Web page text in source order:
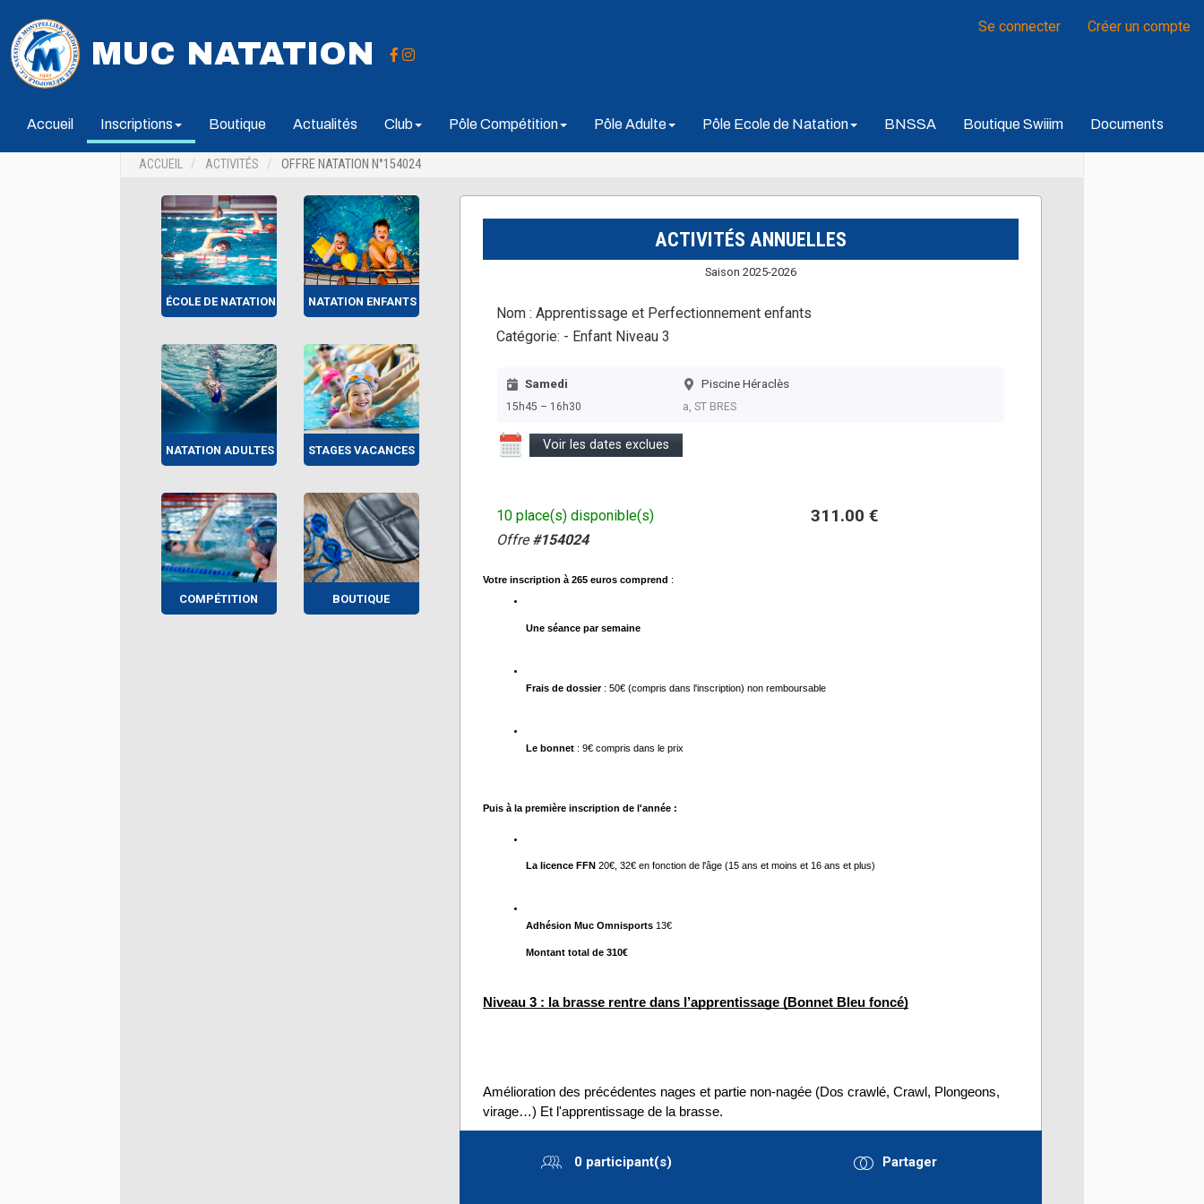
MUC NATATION
Se connecter Créer un compte
Accueil Inscriptions Boutique Actualités Club Pôle Compétition Pôle Adulte Pôle Ecole de Natation BNSSA Boutique Swiiim Documents
ACCUEIL ACTIVITÉS OFFRE NATATION N°154024
ÉCOLE DE NATATION NATATION ENFANTS
NATATION ADULTES STAGES VACANCES
COMPÉTITION BOUTIQUE
ACTIVITÉS ANNUELLES
Saison 2025-2026
Nom : Apprentissage et Perfectionnement enfants
Catégorie: - Enfant Niveau 3
Samedi
15h45 – 16h30
Piscine Héraclès
a, ST BRES
Voir les dates exclues
10 place(s) disponible(s)
Offre#154024
311.00 €
Votre inscription à 265 euros comprend :
Une séance par semaine
Frais de dossier : 50€ (compris dans l'inscription) non remboursable
Le bonnet : 9€ compris dans le prix
Puis à la première inscription de l'année :
La licence FFN 20€, 32€ en fonction de l'âge (15 ans et moins et 16 ans et plus)
Adhésion Muc Omnisports 13€
Montant total de 310€
Niveau 3 : la brasse rentre dans l’apprentissage (Bonnet Bleu foncé)
Amélioration des précédentes nages et partie non-nagée (Dos crawlé, Crawl, Plongeons,
virage…) Et l'apprentissage de la brasse.
0 participant(s) Partager